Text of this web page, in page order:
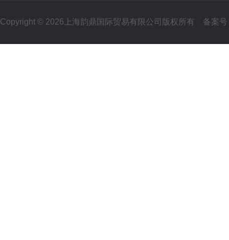
Copyright © 2026上海韵鼎国际贸易有限公司版权所有 备案